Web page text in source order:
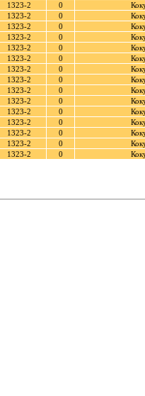
1323-2 0
1323-2 0
1323-2 0
1323-2 0
1323-2 0
1323-2 0
1323-2 0
1323-2 0
1323-2 0
1323-2 0
1323-2 0
1323-2 0
1323-2 0
1323-2 0
1323-2 0